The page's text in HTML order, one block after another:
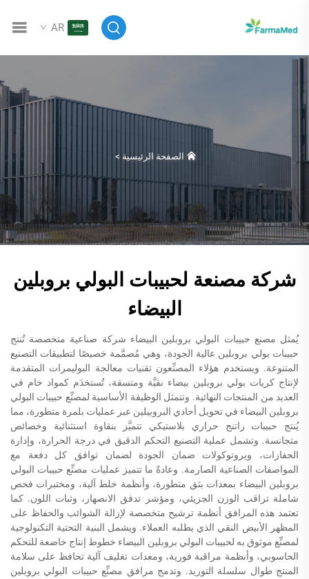
AR
الصفحة الرئيسية >
شركة مصنعة لحبيبات البولي بروبلين
البيضاء
يُمثل مصنع حبيبات البولي بروبلين البيضاء شركة صناعية متخصصة تُنتج
حبيبات بولي بروبلين عالية الجودة، وهي مُصمَّمة خصيصًا لتطبيقات التصنيع
المتنوعة. ويستخدم هؤلاء المصنِّعون تقنيات معالجة البوليمرات المتقدمة
لإنتاج كريات بولي بروبلين بيضاء نقيَّة ومتسقة، تُستخدَم كمواد خام في
العديد من المنتجات النهائية. وتتمثل الوظيفة الأساسية لمصنِّع حبيبات البولي
بروبلين البيضاء في تحويل أحادي البروبيلين عبر عمليات بلمرة متطورة، مما
يُنتج حبيبات راتنج حراري بلاستيكي تتميَّز بنقاوة استثنائية وخصائص
متجانسة. وتشمل عملية التصنيع التحكم الدقيق في درجة الحرارة، وإدارة
الحفازات، وبروتوكولات ضمان الجودة لضمان توافق كل دفعة مع
المواصفات الصناعية الصارمة. وعادةً ما تتميز عمليات مصنِّع حبيبات البولي
بروبلين البيضاء بمعدات بثق متطورة، وأنظمة خلط آلية، ومختبرات فحص
شاملة تراقب الوزن الجزيئي، ومؤشر تدفق الانصهار، وثبات اللون. كما
تعتمد هذه المرافق أنظمة ترشيح متخصصة لإزالة الشوائب والحفاظ على
المظهر الأبيض النقي الذي يطلبه العملاء. ويشمل البنية التحتية التكنولوجية
لمصنِّع موثوق به لحبيبات البولي بروبلين البيضاء خطوط إنتاج خاضعة للتحكم
الحاسوبي، وأنظمة مراقبة فورية، ومعدات تغليف آلية تحافظ على سلامة
المنتج طوال سلسلة التوريد. وتدمج مرافق مصنِّع حبيبات البولي بروبلين